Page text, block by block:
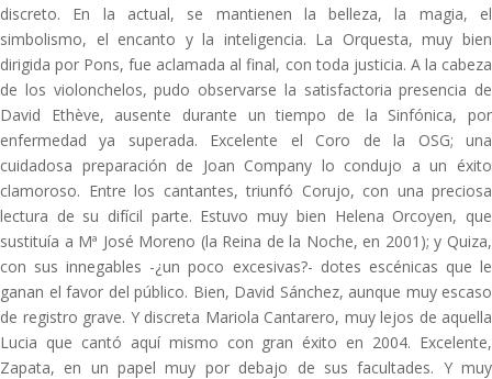
discreto. En la actual, se mantienen la belleza, la magia, el
simbolismo, el encanto y la inteligencia. La Orquesta, muy bien
dirigida por Pons, fue aclamada al final, con toda justicia. A la cabeza
de los violonchelos, pudo observarse la satisfactoria presencia de
David Ethève, ausente durante un tiempo de la Sinfónica, por
enfermedad ya superada. Excelente el Coro de la OSG; una
cuidadosa preparación de Joan Company lo condujo a un éxito
clamoroso. Entre los cantantes, triunfó Corujo, con una preciosa
lectura de su difícil parte. Estuvo muy bien Helena Orcoyen, que
sustituía a Mª José Moreno (la Reina de la Noche, en 2001); y Quiza,
con sus innegables -¿un poco excesivas?- dotes escénicas que le
ganan el favor del público. Bien, David Sánchez, aunque muy escaso
de registro grave. Y discreta Mariola Cantarero, muy lejos de aquella
Lucia que cantó aquí mismo con gran éxito en 2004. Excelente,
Zapata, en un papel muy por debajo de sus facultades. Y muy